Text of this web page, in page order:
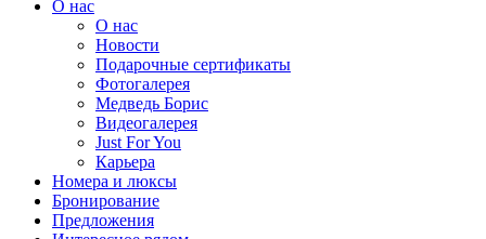
О нас
О нас
Новости
Подарочные сертификаты
Фотогалерея
Медведь Борис
Видеогалерея
Just For You
Карьера
Номера и люксы
Бронирование
Предложения